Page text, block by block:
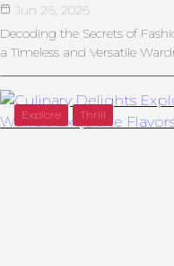
Jun 26, 2026
Decoding the Secrets of
a Timeless and Versatile
Explore Thrill